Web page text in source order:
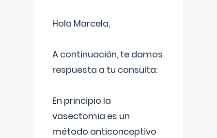
Hola Marcela,
A continuación, te damos
respuesta a tu consulta:
En principio la
vasectomia es un
método anticonceptivo